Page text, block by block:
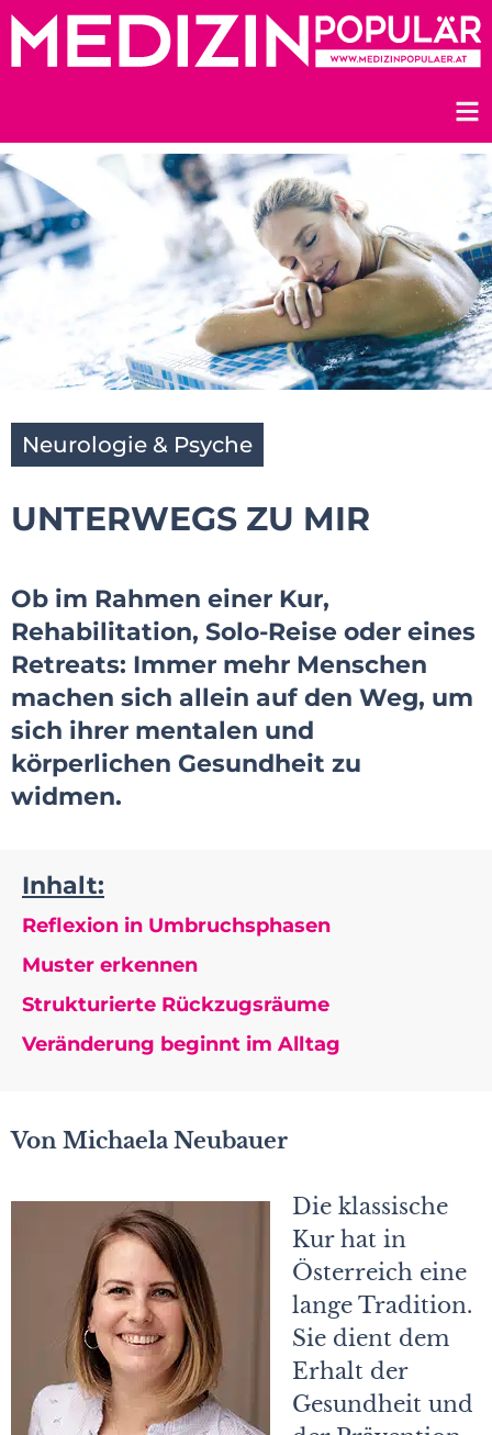
Zum
Inhalt
Neurologie & Psyche
UNTERWEGS ZU MIR
Ob im Rahmen einer Kur,
Rehabilitation, Solo-Reise oder eines
Retreats: Immer mehr Menschen
machen sich allein auf den Weg, um
sich ihrer mentalen und
körperlichen Gesundheit zu
widmen.
Inhalt:
Reflexion in Umbruchsphasen
Muster erkennen
Strukturierte Rückzugsräume
Veränderung beginnt im Alltag
Von Michaela Neubauer
Die klassische
Kur hat in
Österreich eine
lange Tradition.
Sie dient dem
Erhalt der
Gesundheit und